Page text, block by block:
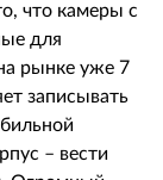
что камеры с
для
рынке уже 7
записывать
– вести